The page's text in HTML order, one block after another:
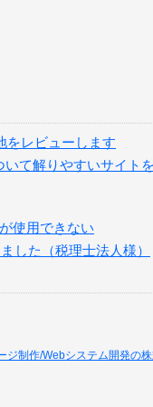
をレビューします
て解りやすいサイト
使用できない
した（税理士法人様）
ジ制作/Webシステム開発の